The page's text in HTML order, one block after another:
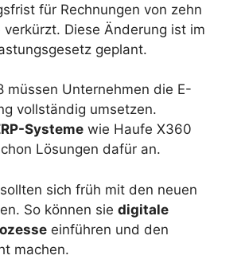
für Rechnungen von zehn
Diese Änderung ist im
geplant.
müssen Unternehmen die E-
vollständig umsetzen.
Systeme wie Haufe X360
Lösungen dafür an.
sich früh mit den neuen
So können sie digitale
einführen und den
machen.